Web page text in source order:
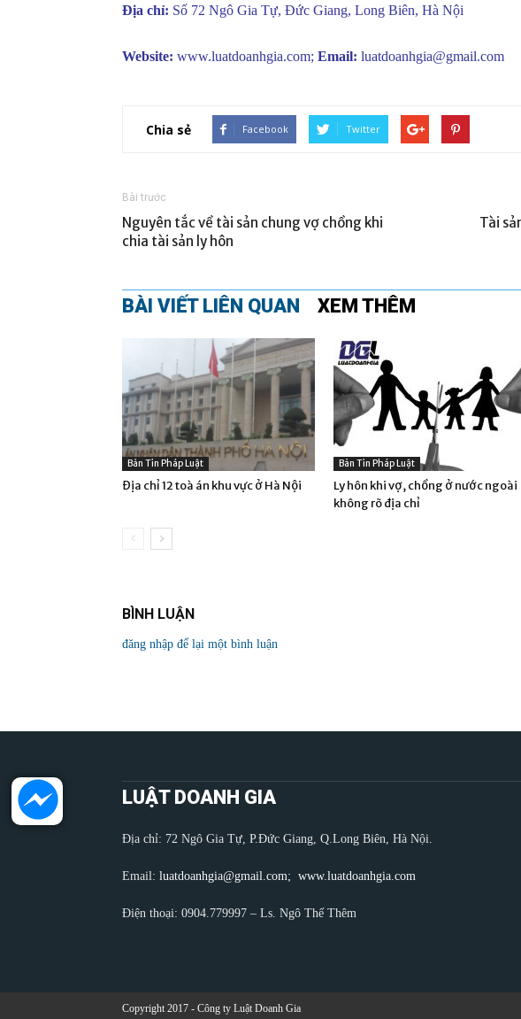
Địa chỉ: Số 72 Ngô Gia Tự, Đức Giang, Long Biên, Hà Nội
Website: www.luatdoanhgia.com; Email: luatdoanhgia@gmail.com
Chia sẻ Facebook Twitter
Bài trước
Nguyên tắc về tài sản chung vợ chồng khi
chia tài sản ly hôn
Tài
BÀI VIẾT LIÊN QUAN XEM THÊM
Bản Tin Pháp Luật
Địa chỉ 12 toà án khu vực ở Hà Nội
Bản Tin Pháp Luật
Ly hôn khi vợ, chồng ở nước ngoài
không rõ địa chỉ
BÌNH LUẬN
đăng nhập để lại một bình luận
LUẬT DOANH GIA
Địa chỉ: 72 Ngô Gia Tự, P.Đức Giang, Q.Long Biên, Hà Nội.
Email: luatdoanhgia@gmail.com; www.luatdoanhgia.com
Điện thoại: 0904.779997 – Ls. Ngô Thế Thêm
Copyright 2017 - Công ty Luật Doanh Gia